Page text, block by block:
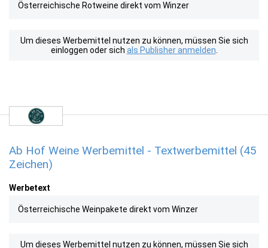
Österreichische Rotweine direkt vom Winzer
Um dieses Werbemittel nutzen zu können, müssen Sie sich
einloggen oder sich als Publisher anmelden
Ab Hof Weine Werbemittel - Textwerbemittel (45
Zeichen)
Werbetext
Österreichische Weinpakete direkt vom Winzer
Um dieses Werbemittel nutzen zu können, müssen Sie sich